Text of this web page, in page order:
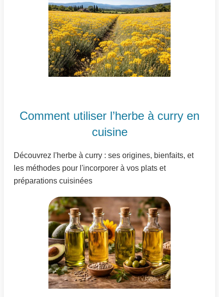
Comment utiliser l’herbe à curry en
cuisine
Découvrez l'herbe à curry : ses origines, bienfaits, et
les méthodes pour l'incorporer à vos plats et
préparations cuisinées